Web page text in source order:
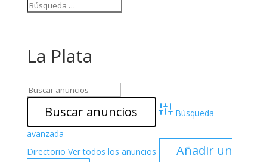
La Plata
Búsqueda
avanzada
Directorio Ver todos los anuncios
Añadir un